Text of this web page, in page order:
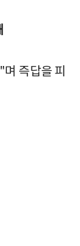
즉답을 피